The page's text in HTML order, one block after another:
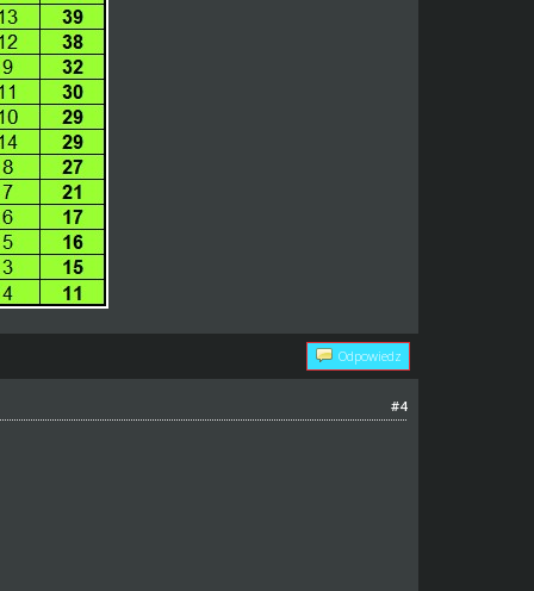
Odpowiedz
#4